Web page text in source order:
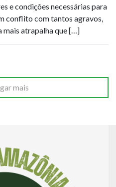
e condições necessárias para
conflito com tantos agravos,
mais atrapalha que […]
mais